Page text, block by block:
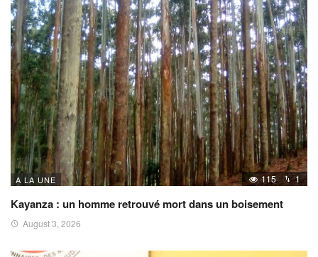
A LA UNE 115 1
Kayanza : un homme retrouvé mort dans un boisement
August 3, 2026